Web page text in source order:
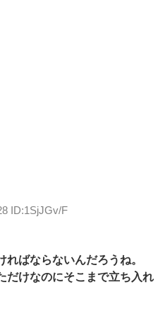
ID:1SjJGv/F
ばならないんだろうね。
だけなのにそこまで立ち入れ